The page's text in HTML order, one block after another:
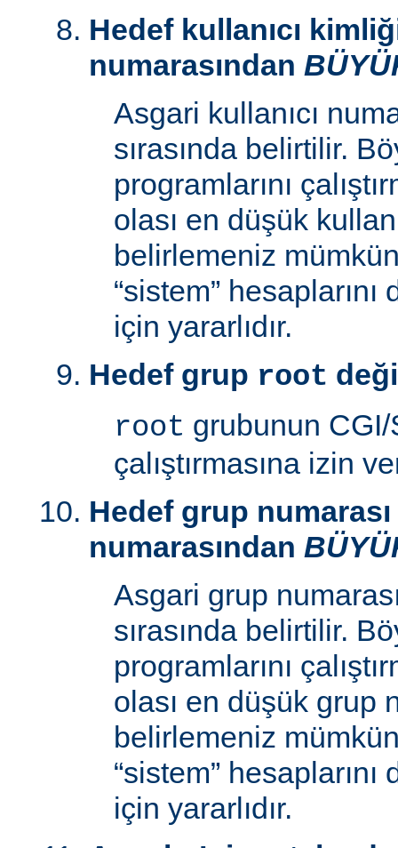
Hedef kullanıcı
numarasından
Asgari kullanıcı
sırasında belirtilir.
programlarını
olası en düşük
belirlemeniz mümkün
“sistem”
için yararlıdır.
Hedef grup root
root grubunun CGI/
çalıştırmasına izin
Hedef grup
numarasından
Asgari grup
sırasında belirtilir.
programlarını
olası en düşük grup
belirlemeniz mümkün
“sistem”
için yararlıdır.